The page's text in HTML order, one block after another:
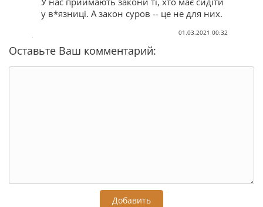
у в*язниці. А закон суров -- це не для них.
01.03.2021 00:32
Оставьте Ваш комментарий:
Добавить